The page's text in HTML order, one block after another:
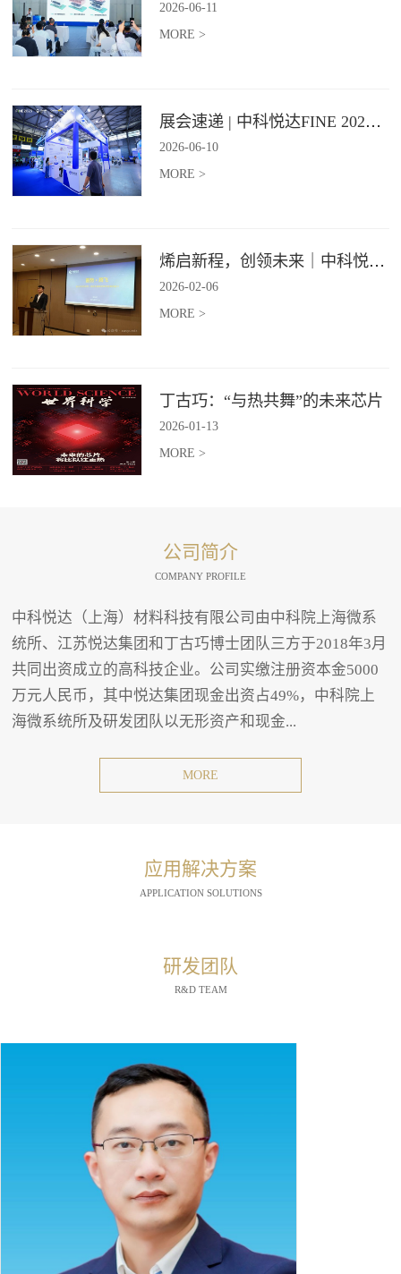
2026-06-11
MORE >
展会速递 | 中科悦达FINE 2026 Day1精彩呈现
2026-06-10
MORE >
烯启新程，创领未来｜中科悦达2025年度总结表彰大会圆满召开！
2026-02-06
MORE >
丁古巧：“与热共舞”的未来芯片
2026-01-13
MORE >
公司简介
COMPANY PROFILE
中科悦达（上海）材料科技有限公司由中科院上海微系
统所、江苏悦达集团和丁古巧博士团队三方于2018年3月
共同出资成立的高科技企业。公司实缴注册资本金5000
万元人民币，其中悦达集团现金出资占49%，中科院上
海微系统所及研发团队以无形资产和现金...
MORE
应用解决方案
APPLICATION SOLUTIONS
研发团队
R&D TEAM